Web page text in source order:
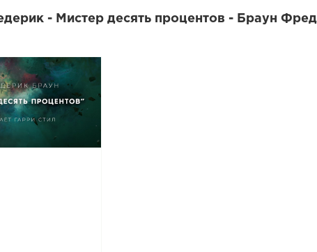
- Мистер десять процентов - Браун